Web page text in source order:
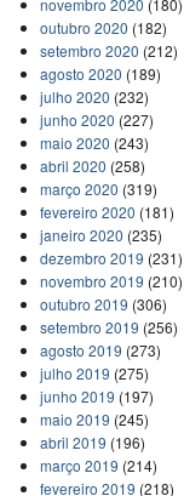
novembro 2020 (180)
outubro 2020 (182)
setembro 2020 (212)
agosto 2020 (189)
julho 2020 (232)
junho 2020 (227)
maio 2020 (243)
abril 2020 (258)
março 2020 (319)
fevereiro 2020 (181)
janeiro 2020 (235)
dezembro 2019 (231)
novembro 2019 (210)
outubro 2019 (306)
setembro 2019 (256)
agosto 2019 (273)
julho 2019 (275)
junho 2019 (197)
maio 2019 (245)
abril 2019 (196)
março 2019 (214)
fevereiro 2019 (218)